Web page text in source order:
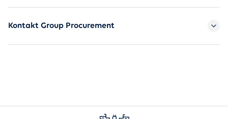
Kontakt Group Procurement